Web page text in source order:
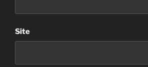
Site